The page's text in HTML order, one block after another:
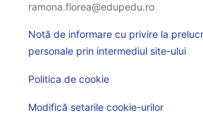
ramona.florea@edupedu.ro
Notă de informare cu privire la
personale prin intermediul site-ului
Politica de cookie
Modifică setarile cookie-urilor